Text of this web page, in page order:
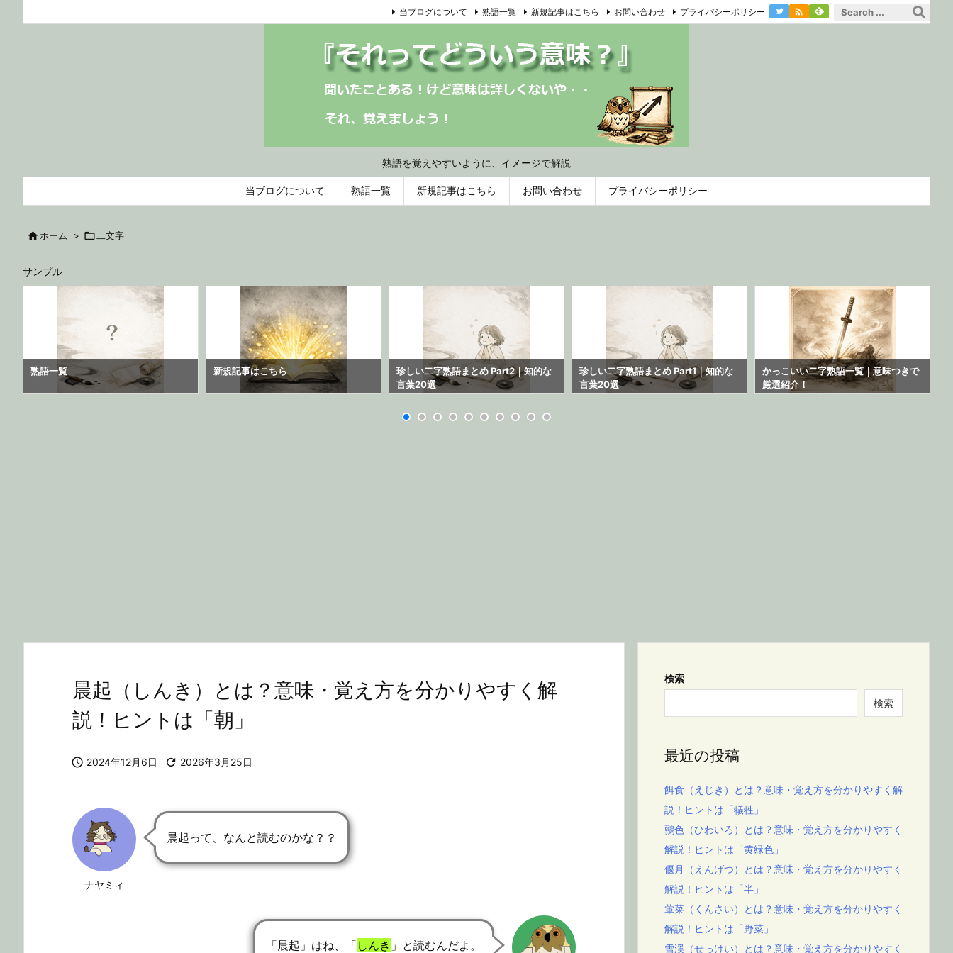
熟語を覚えやすいように、イメージで解説
当ブログについて 熟語一覧 新規記事はこちら お問い合わせ プライバシーポリシー
当ブログについて 熟語一覧 新規記事はこちら お問い合わせ プライバシーポリシー 
 ホーム >  二文字
サンプル
熟語一覧 新規記事はこちら
珍しい二字熟語まとめ Part2｜知的な
言葉20選
珍しい二字熟語まとめ Part1｜知的な
言葉20選
かっこいい二字熟語一覧｜意味つきで
厳選紹介！
晨起（しんき）とは？意味・覚え方を分かりやすく解
説！ヒントは「朝」
 2024年12月6日  2026年3月25日
ナヤミィ
晨起って、なんと読むのかな？？
「晨起」はね、「 しんき 」と読むんだよ。
検索
検索
最近の投稿
餌食（えじき）とは？意味・覚え方を分かりやすく解
説！ヒントは「犠牲」
鶸色（ひわいろ）とは？意味・覚え方を分かりやすく
解説！ヒントは「黄緑色」
偃月（えんげつ）とは？意味・覚え方を分かりやすく
解説！ヒントは「半」
葷菜（くんさい）とは？意味・覚え方を分かりやすく
解説！ヒントは「野菜」
雪渓（せっけい）とは？意味・覚え方を分かりやすく